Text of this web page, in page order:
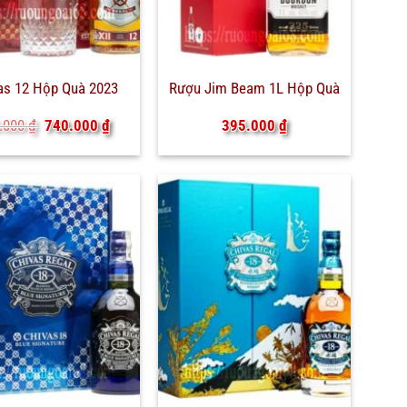
12 Hộp Quà 2023
₫ Giá
gốc
là:
740.000₫Giá
hiện
tại
740.000 ₫.
Rượu Jim Beam 1L Hộp Quà
395.000₫